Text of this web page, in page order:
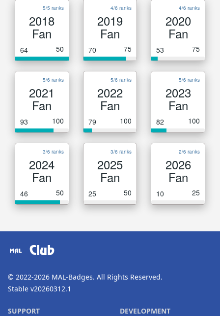
5/5 ranks
2018
Fan
64 50
4/6 ranks
2019
Fan
70 75
4/6 ranks
2020
Fan
53 75
5/6 ranks
2021
Fan
93 100
5/6 ranks
2022
Fan
79 100
5/6 ranks
2023
Fan
82 100
3/6 ranks
2024
Fan
46 50
3/6 ranks
2025
Fan
25 50
2/6 ranks
2026
Fan
10 25
Club
© 2022-2026 MAL-Badges. All Rights Reserved.
Stable v20260312.1
SUPPORT DEVELOPMENT